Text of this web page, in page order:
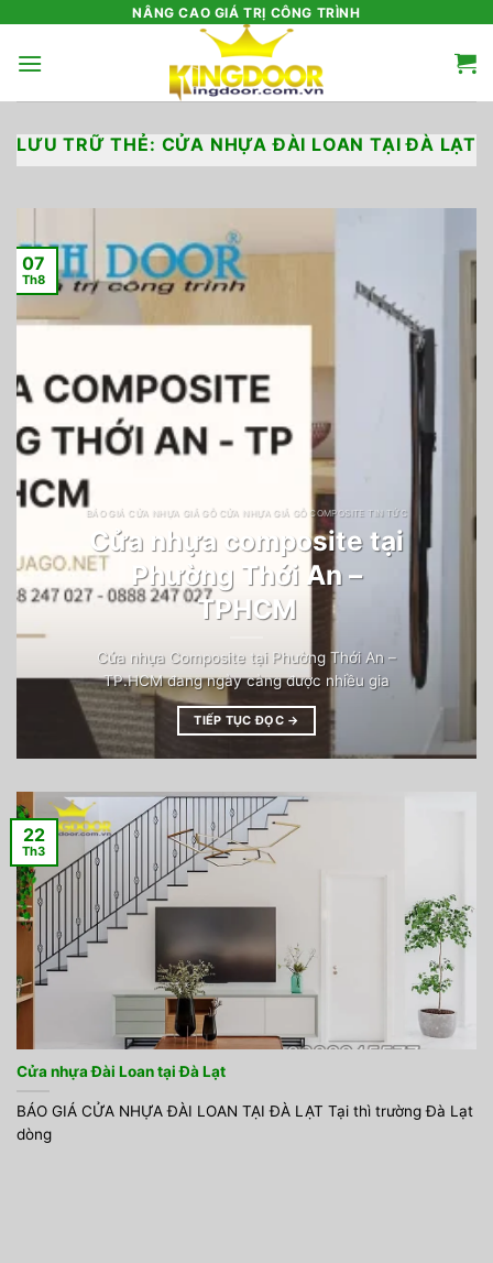
nội
NÂNG CAO GIÁ TRỊ CÔNG TRÌNH
LƯU TRỮ THẺ: CỬA NHỰA ĐÀI LOAN TẠI ĐÀ LẠT
BÁO GIÁ CỬA NHỰA GIẢ GỖ CỬA NHỰA GIẢ GỖ COMPOSITE TIN TỨC
Cửa nhựa composite tại
Phường Thới An –
TPHCM
Cửa nhựa Composite tại Phường Thới An –
TP.HCM đang ngày càng được nhiều gia
TIẾP TỤC ĐỌC →
07
Th8
Cửa nhựa Đài Loan tại Đà Lạt
BÁO GIÁ CỬA NHỰA ĐÀI LOAN TẠI ĐÀ LẠT Tại thì trường Đà Lạt
dòng
22
Th3